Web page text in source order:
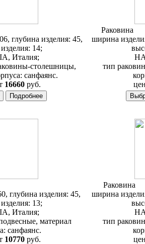
глубина изделия: 45,
14;
Италия;
столешницы,
санфаянс.
16660 руб.
Раковина
ширина
тип
глубина изделия: 45,
13;
Италия;
материал
санфаянс.
10770 руб.
Раковина
ширина
тип